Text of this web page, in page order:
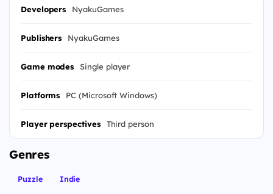
Developers NyakuGames
Publishers NyakuGames
Game modes Single player
Platforms PC (Microsoft Windows)
Player perspectives Third person
Genres
Puzzle Indie